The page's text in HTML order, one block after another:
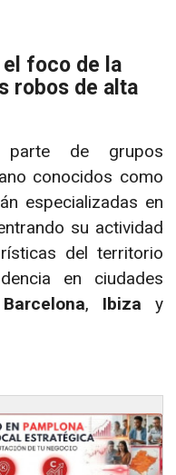
el foco de la
robos de alta
parte de grupos
conocidos como
especializadas en
su actividad
del territorio
en ciudades
Barcelona, Ibiza y